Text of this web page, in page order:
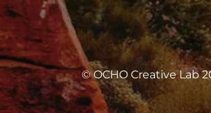
© OCHO Creative Lab